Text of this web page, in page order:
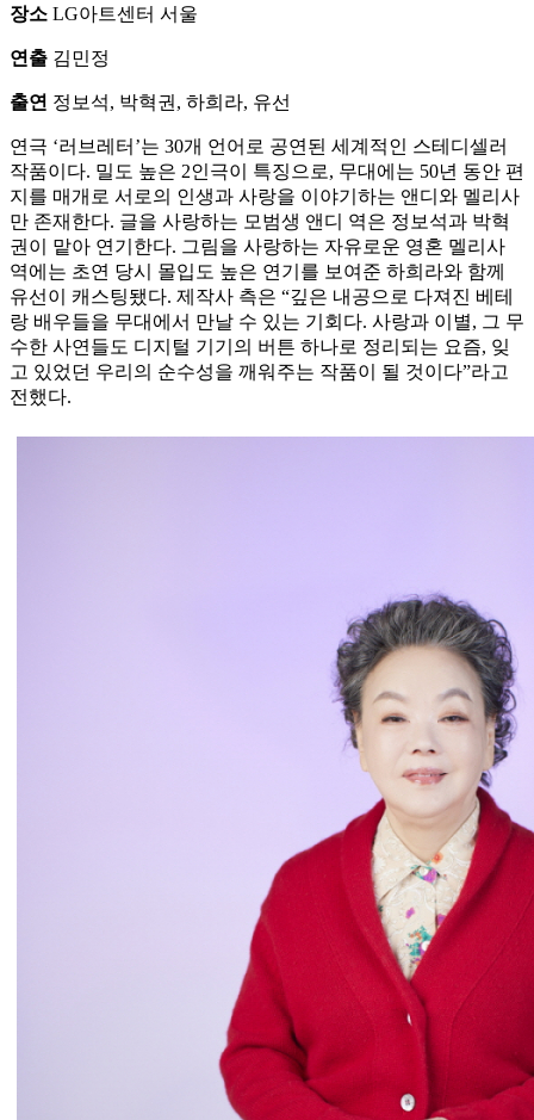
장소 LG아트센터 서울
연출 김민정
출연 정보석, 박혁권, 하희라, 유선
연극 ‘러브레터’는 30개 언어로 공연된 세계적인 스테디셀러
작품이다. 밀도 높은 2인극이 특징으로, 무대에는 50년 동안 편
지를 매개로 서로의 인생과 사랑을 이야기하는 앤디와 멜리사
만 존재한다. 글을 사랑하는 모범생 앤디 역은 정보석과 박혁
권이 맡아 연기한다. 그림을 사랑하는 자유로운 영혼 멜리사
역에는 초연 당시 몰입도 높은 연기를 보여준 하희라와 함께
유선이 캐스팅됐다. 제작사 측은 “깊은 내공으로 다져진 베테
랑 배우들을 무대에서 만날 수 있는 기회다. 사랑과 이별, 그 무
수한 사연들도 디지털 기기의 버튼 하나로 정리되는 요즘, 잊
고 있었던 우리의 순수성을 깨워주는 작품이 될 것이다”라고
전했다.